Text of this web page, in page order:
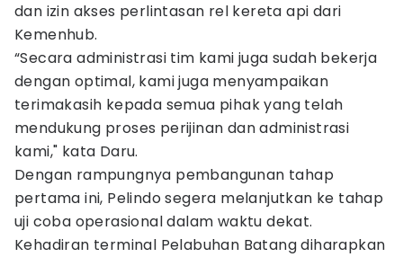
dan izin akses perlintasan rel kereta api dari
Kemenhub.
“Secara administrasi tim kami juga sudah bekerja
dengan optimal, kami juga menyampaikan
terimakasih kepada semua pihak yang telah
mendukung proses perijinan dan administrasi
kami," kata Daru.
Dengan rampungnya pembangunan tahap
pertama ini, Pelindo segera melanjutkan ke tahap
uji coba operasional dalam waktu dekat.
Kehadiran terminal Pelabuhan Batang diharapkan